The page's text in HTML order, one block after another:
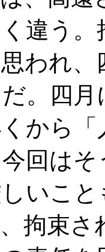
違う
われ
。四
から
回は
いこ
拘束さ